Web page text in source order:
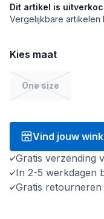
Dit artikel is
Vergelijkbare artikelen
Kies maat
One size
Vind jouw
Gratis verzending
In 2-5 werkdagen
Gratis retourneren